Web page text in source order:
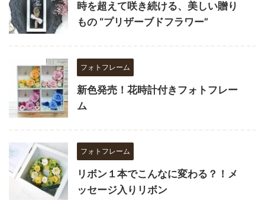
時を超えて咲き続ける、美しい贈り
もの “プリザーブドフラワー”
フォトフレーム
新色発売！花時計付きフォトフレー
ム
フォトフレーム
リボン１本でこんなに変わる？！メ
ッセージ入りリボン